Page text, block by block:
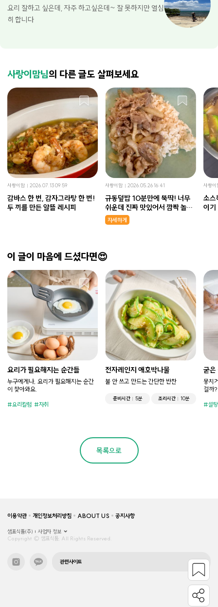
요리 잘하고 싶은데, 자주 하고싶은데~ 잘 못하지만 열심
히 합니다
사랑이맘님의 다른 글도 살펴보세요
사랑이맘 2026.07.13 09:59
감바스 한 번, 감자그라탕 한 번!
두 끼를 만든 알뜰 레시피
사랑이맘 2026.05.26 16:41
규동덮밥 10분만에 뚝딱! 너무
쉬운데 진짜 맛있어서 깜짝 놀랐
어요!
자세하게
사랑이
소스
이기
이 글이 마음에 드셨다면😍
요리가 필요해지는 순간들
누구에게나, 요리가 필요해지는 순간
이 찾아와요.
요리칼럼 자취
전자레인지 애호박나물
불 안 쓰고 만드는 간단한 반찬
준비시간 5분 조리시간 10분
굳은
뭉치
걸까?
설탕
목록으로
이용약관 개인정보처리방침 ABOUT US 공지사항
샘표식품(주)
사업자 정보
Copyright © 샘표식품, All Rights Reserved.
관련사이트